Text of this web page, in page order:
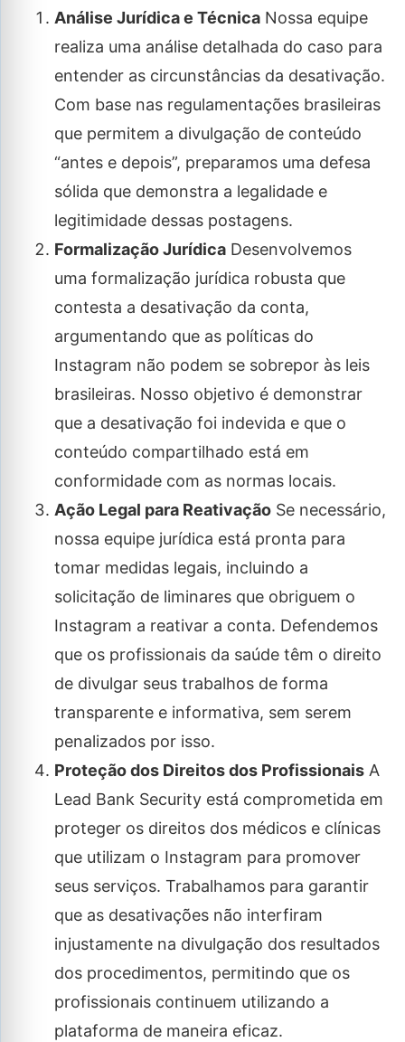
Análise Jurídica e Técnica Nossa equipe
realiza uma análise detalhada do caso para
entender as circunstâncias da desativação.
Com base nas regulamentações brasileiras
que permitem a divulgação de conteúdo
“antes e depois”, preparamos uma defesa
sólida que demonstra a legalidade e
legitimidade dessas postagens.
Formalização Jurídica Desenvolvemos
uma formalização jurídica robusta que
contesta a desativação da conta,
argumentando que as políticas do
Instagram não podem se sobrepor às leis
brasileiras. Nosso objetivo é demonstrar
que a desativação foi indevida e que o
conteúdo compartilhado está em
conformidade com as normas locais.
Ação Legal para Reativação Se necessário,
nossa equipe jurídica está pronta para
tomar medidas legais, incluindo a
solicitação de liminares que obriguem o
Instagram a reativar a conta. Defendemos
que os profissionais da saúde têm o direito
de divulgar seus trabalhos de forma
transparente e informativa, sem serem
penalizados por isso.
Proteção dos Direitos dos Profissionais A
Lead Bank Security está comprometida em
proteger os direitos dos médicos e clínicas
que utilizam o Instagram para promover
seus serviços. Trabalhamos para garantir
que as desativações não interfiram
injustamente na divulgação dos resultados
dos procedimentos, permitindo que os
profissionais continuem utilizando a
plataforma de maneira eficaz.